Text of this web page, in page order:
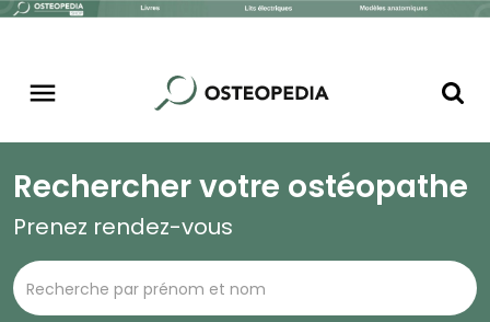
Rechercher votre ostéopathe
Prenez rendez-vous